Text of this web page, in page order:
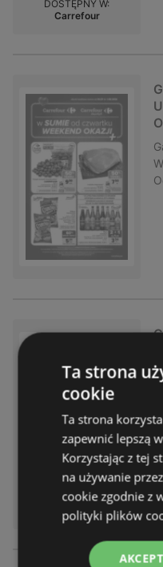
DOSTĘPNY W:
Carrefour
Ta strona
cookie
Ta strona
zapewnić lepszą
Korzystając z tej
na używanie
cookie zgodnie z
polityki plików